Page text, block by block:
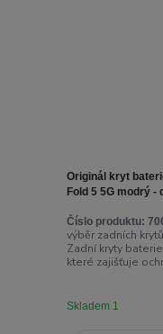
Originál kryt
Fold 5 5G modrý -
Číslo produktu:
výběr zadních
Zadní kryty
které zajišťuje
Skladem 1